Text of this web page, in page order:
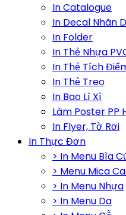
In Catalogue
In Decal Nhãn
In Folder
In Thẻ Nhựa
In Thẻ Tích
In Thẻ Treo
In Bao Lì Xì
Làm Poster PP
In Flyer, Tờ Rơi
In Thực Đơn
> In Menu Bìa
> Menu Mica
> In Menu Nhựa
> In Menu Da